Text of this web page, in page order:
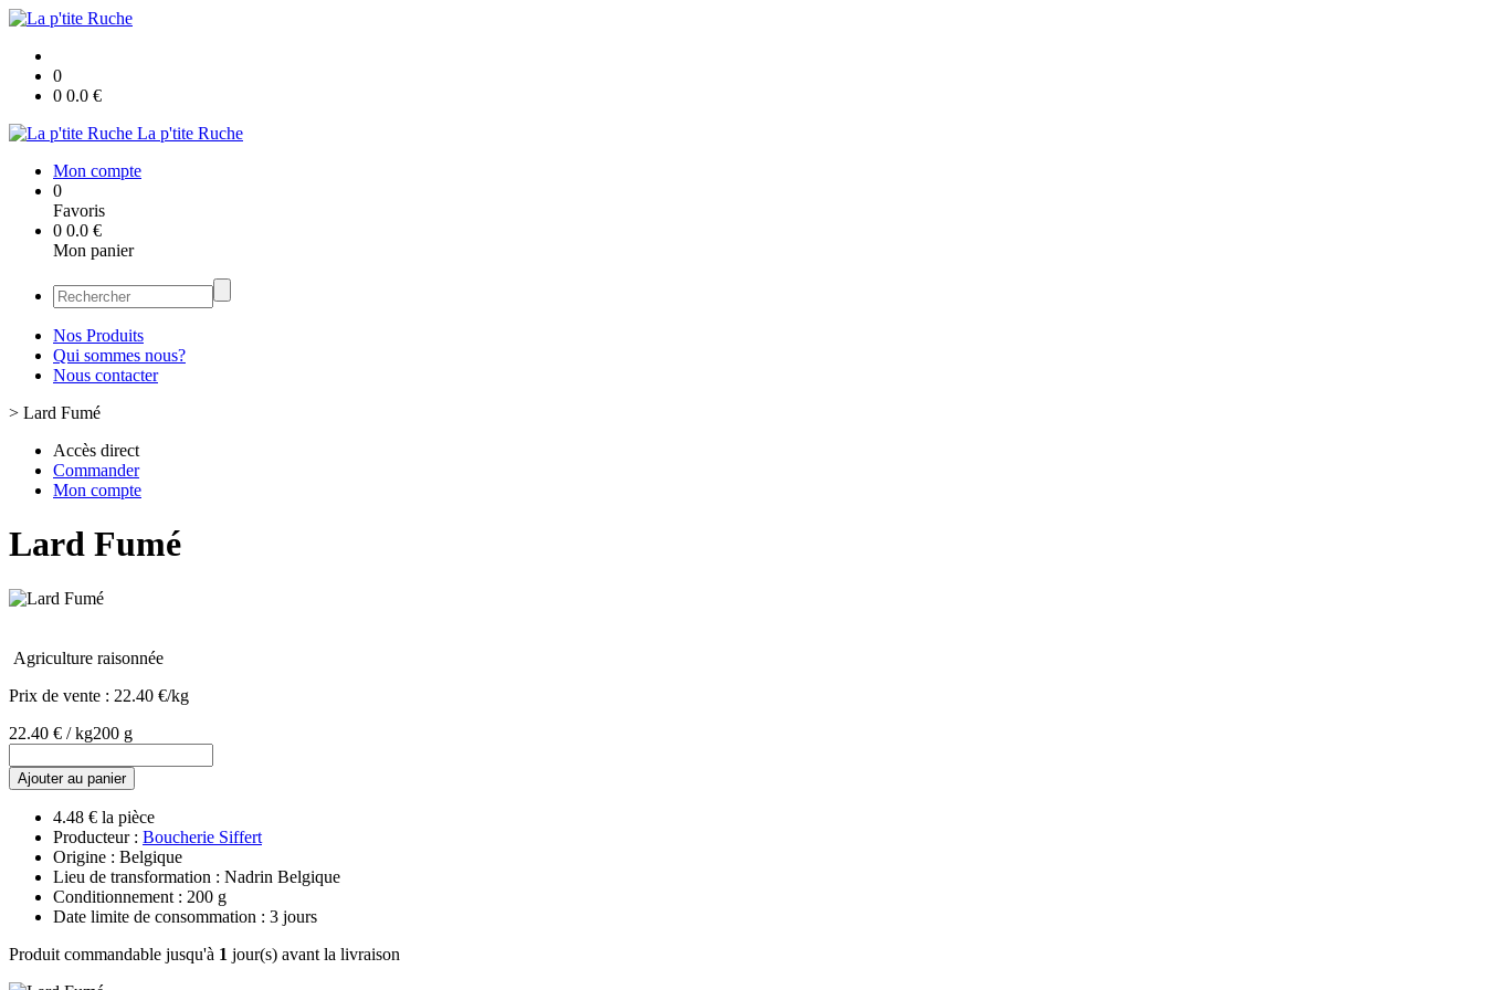
0
0 0.0 €
La p'tite Ruche
Mon compte
0
Favoris
0 0.0 €
Mon panier
Nos Produits
Qui sommes nous?
Nous contacter
> Lard Fumé
Accès direct
Commander
Mon compte
Lard Fumé
Agriculture raisonnée
Prix de vente : 22.40 €/kg
22.40 € / kg200 g
Ajouter au panier
4.48 € la pièce
Producteur : Boucherie Siffert
Origine : Belgique
Lieu de transformation : Nadrin Belgique
Conditionnement : 200 g
Date limite de consommation : 3 jours
Produit commandable jusqu'à 1 jour(s) avant la livraison